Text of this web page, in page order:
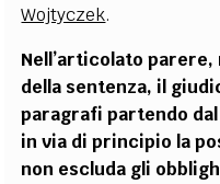
Wojtyczek.
Nell’articolato
della sentenza, il
paragrafi partendo
in via di principio la
non escluda gli